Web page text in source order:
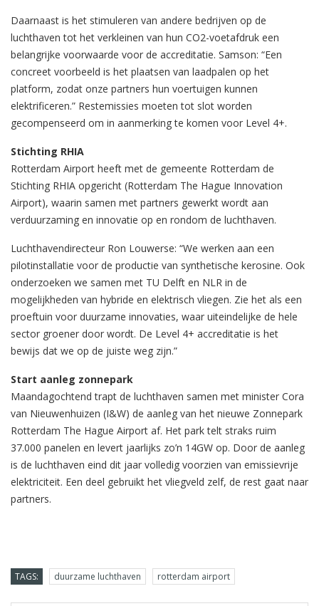
Daarnaast is het stimuleren van andere bedrijven op de
luchthaven tot het verkleinen van hun CO2-voetafdruk een
belangrijke voorwaarde voor de accreditatie. Samson: “Een
concreet voorbeeld is het plaatsen van laadpalen op het
platform, zodat onze partners hun voertuigen kunnen
elektrificeren.” Restemissies moeten tot slot worden
gecompenseerd om in aanmerking te komen voor Level 4+.
Stichting RHIA
Rotterdam Airport heeft met de gemeente Rotterdam de
Stichting RHIA opgericht (Rotterdam The Hague Innovation
Airport), waarin samen met partners gewerkt wordt aan
verduurzaming en innovatie op en rondom de luchthaven.
Luchthavendirecteur Ron Louwerse: “We werken aan een
pilotinstallatie voor de productie van synthetische kerosine. Ook
onderzoeken we samen met TU Delft en NLR in de
mogelijkheden van hybride en elektrisch vliegen. Zie het als een
proeftuin voor duurzame innovaties, waar uiteindelijke de hele
sector groener door wordt. De Level 4+ accreditatie is het
bewijs dat we op de juiste weg zijn.”
Start aanleg zonnepark
Maandagochtend trapt de luchthaven samen met minister Cora
van Nieuwenhuizen (I&W) de aanleg van het nieuwe Zonnepark
Rotterdam The Hague Airport af. Het park telt straks ruim
37.000 panelen en levert jaarlijks zo’n 14GW op. Door de aanleg
is de luchthaven eind dit jaar volledig voorzien van emissievrije
elektriciteit. Een deel gebruikt het vliegveld zelf, de rest gaat naar
partners.
TAGS: duurzame luchthaven rotterdam airport